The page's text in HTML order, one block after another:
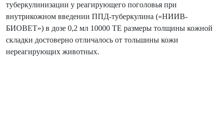
туберкулинизации у реагирующего поголовья при
внутрикожном введении ППД-туберкулина («НИИВ-
БИОВЕТ») в дозе 0,2 мл 10000 ТЕ размеры толщины кожной
складки достоверно отличалось от тольшины кожи
нереагирующих животных.